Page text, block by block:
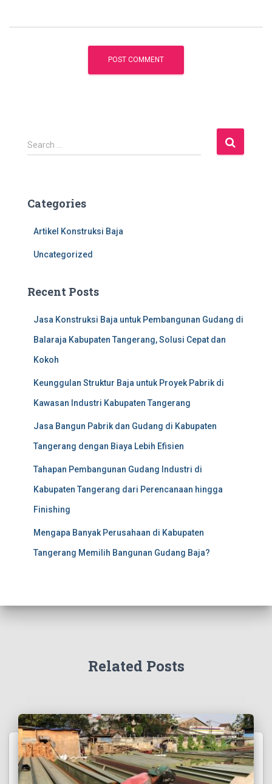
S
e
h
Search …
Categories
Artikel Konstruksi Baja
Uncategorized
Recent Posts
Jasa Konstruksi Baja untuk Pembangunan Gudang di
Balaraja Kabupaten Tangerang, Solusi Cepat dan
Kokoh
Keunggulan Struktur Baja untuk Proyek Pabrik di
Kawasan Industri Kabupaten Tangerang
Jasa Bangun Pabrik dan Gudang di Kabupaten
Tangerang dengan Biaya Lebih Efisien
Tahapan Pembangunan Gudang Industri di
Kabupaten Tangerang dari Perencanaan hingga
Finishing
Mengapa Banyak Perusahaan di Kabupaten
Tangerang Memilih Bangunan Gudang Baja?
Related Posts